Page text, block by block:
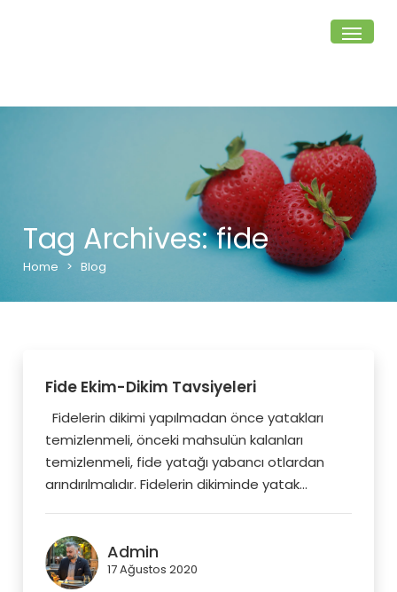
Tag Archives: fide
Home >Blog
Fide Ekim-Dikim Tavsiyeleri
Fidelerin dikimi yapılmadan önce yatakları
temizlenmeli, önceki mahsulün kalanları
temizlenmeli, fide yatağı yabancı otlardan
arındırılmalıdır. Fidelerin dikiminde yatak...
Admin
17 Ağustos 2020